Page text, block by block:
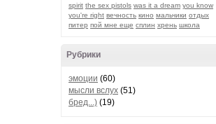
spirit the sex pistols was it a dream you know
you're right вечность кино мальчики отдых
питер пой мне еще сплин хрень школа
Рубрики
эмоции (60)
мысли вслух (51)
бред...) (19)